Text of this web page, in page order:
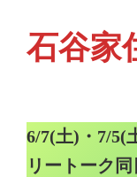
石谷家
6/7(土)・7/5(
リートーク同